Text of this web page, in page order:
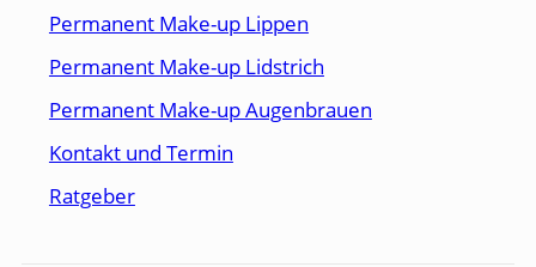
Permanent Make-up Lippen
Permanent Make-up Lidstrich
Permanent Make-up Augenbrauen
Kontakt und Termin
Ratgeber